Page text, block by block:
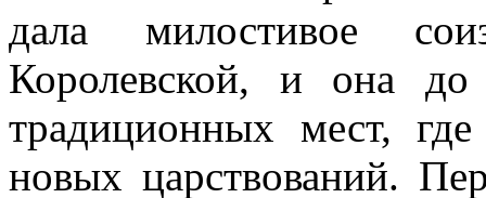
дала милостивое
Королевской, и она
традиционных мест,
новых царствований.